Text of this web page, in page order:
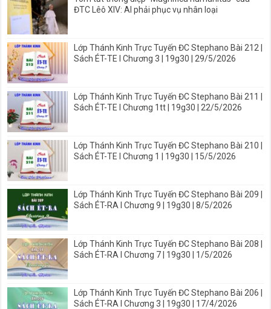
ĐTC Lêô XIV: AI phải phục vụ nhân loại
Lớp Thánh Kinh Trực Tuyến ĐC Stephano Bài 212 |
Sách ÉT-TE I Chương 3 | 19g30 | 29/5/2026
Lớp Thánh Kinh Trực Tuyến ĐC Stephano Bài 211 |
Sách ÉT-TE I Chương 1tt | 19g30 | 22/5/2026
Lớp Thánh Kinh Trực Tuyến ĐC Stephano Bài 210 |
Sách ÉT-TE I Chương 1 | 19g30 | 15/5/2026
Lớp Thánh Kinh Trực Tuyến ĐC Stephano Bài 209 |
Sách ÉT-RA I Chương 9 | 19g30 | 8/5/2026
Lớp Thánh Kinh Trực Tuyến ĐC Stephano Bài 208 |
Sách ÉT-RA I Chương 7 | 19g30 | 1/5/2026
Lớp Thánh Kinh Trực Tuyến ĐC Stephano Bài 206 |
Sách ÉT-RA I Chương 3 | 19g30 | 17/4/2026